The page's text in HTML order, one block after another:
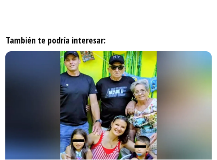
También te podría interesar: